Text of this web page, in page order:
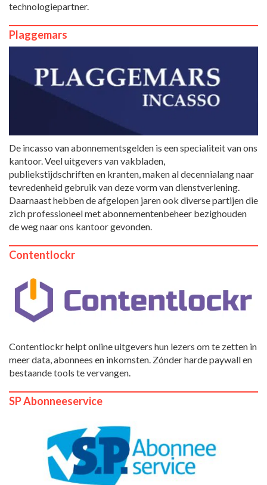
technologiepartner.
Plaggemars
De incasso van abonnementsgelden is een specialiteit van ons
kantoor. Veel uitgevers van vakbladen,
publiekstijdschriften en kranten, maken al decennialang naar
tevredenheid gebruik van deze vorm van dienstverlening.
Daarnaast hebben de afgelopen jaren ook diverse partijen die
zich professioneel met abonnementenbeheer bezighouden
de weg naar ons kantoor gevonden.
Contentlockr
Contentlockr helpt online uitgevers hun lezers om te zetten in
meer data, abonnees en inkomsten. Zónder harde paywall en
bestaande tools te vervangen.
SP Abonneeservice